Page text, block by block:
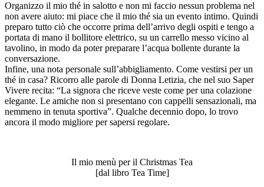
Organizzo il mio thé in salotto e non mi faccio nessun problema nel
non avere aiuto: mi piace che il mio thé sia un evento intimo. Quindi
preparo tutto ciò che occorre prima dell’arrivo degli ospiti e tengo a
portata di mano il bollitore elettrico, su un carrello messo vicino al
tavolino, in modo da poter preparare l’acqua bollente durante la
conversazione.
Infine, una nota personale sull’abbigliamento. Come vestirsi per un
thé in casa? Ricorro alle parole di Donna Letizia, che nel suo Saper
Vivere recita: “La signora che riceve veste come per una colazione
elegante. Le amiche non si presentano con cappelli sensazionali, ma
nemmeno in tenuta sportiva”. Qualche decennio dopo, lo trovo
ancora il modo migliore per sapersi regolare.
Il mio menù per il Christmas Tea
[dal libro Tea Time]